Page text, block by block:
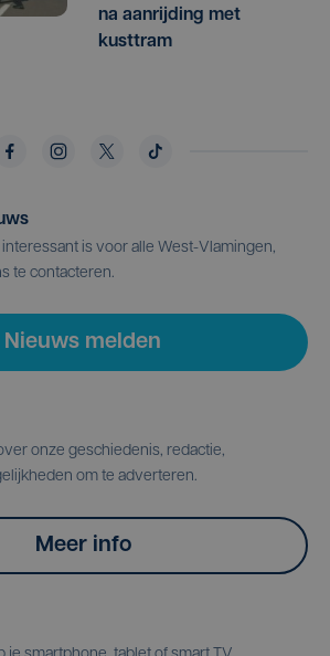
na aanrijding met
kusttram
is voor alle West-Vlamingen,
te contacteren.
Nieuws melden
onze geschiedenis, redactie,
om te adverteren.
Meer info